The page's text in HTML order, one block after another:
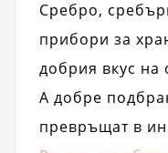
Сребро,
прибори за
добрия вкус на
А добре
превръщат в